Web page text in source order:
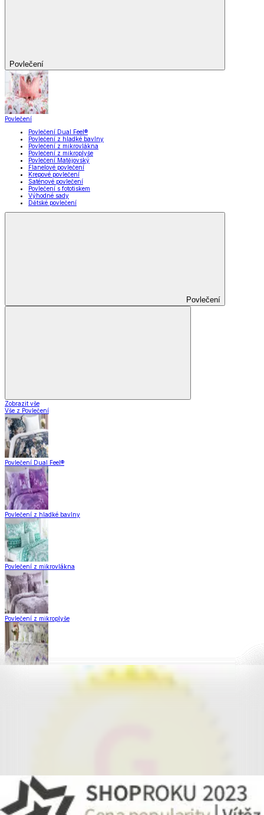
Povlečení
Povlečení
Povlečení Dual Feel®
Povlečení z hladké bavlny
Povlečení z mikrovlákna
Povlečení z mikroplyše
Povlečení Matějovský
Flanelové povlečení
Krepové povlečení
Saténové povlečení
Povlečení s fototiskem
Výhodné sady
Dětské povlečení
Povlečení
Zobrazit vše
Vše z Povlečení
Povlečení Dual Feel®
Povlečení z hladké bavlny
Povlečení z mikrovlákna
Povlečení z mikroplyše
Krepové povlečení